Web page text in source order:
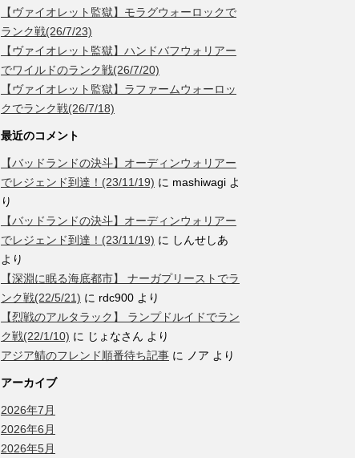
【ヴァイオレット監獄】モラグウォーロックで
ランク戦(26/7/23)
【ヴァイオレット監獄】ハンドバフウォリアー
でワイルドのランク戦(26/7/20)
【ヴァイオレット監獄】ラファームウォーロッ
クでランク戦(26/7/18)
最近のコメント
【バッドランドの決斗】オーディンウォリアー
でレジェンド到達！(23/11/19) に mashiwagi よ
り
【バッドランドの決斗】オーディンウォリアー
でレジェンド到達！(23/11/19) に しんせしあ
より
【深淵に眠る海底都市】 ナーガプリーストでラ
ンク戦(22/5/21) に rdc900 より
【烈戦のアルタラック】 ランプドルイドでラン
ク戦(22/1/10) に じょなさん より
アジア鯖のフレンド順番待ち記事 に ノア より
アーカイブ
2026年7月
2026年6月
2026年5月